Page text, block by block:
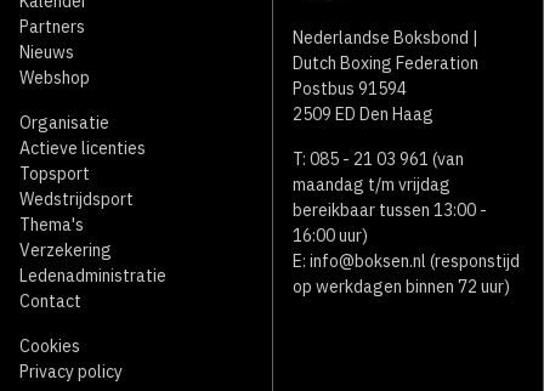
Partners
Nieuws
Webshop
Organisatie
Actieve licenties
Topsport
Wedstrijdsport
Thema's
Verzekering
Ledenadministratie
Contact
Cookies
Privacy policy
Nederlandse Boksbond |
Dutch Boxing Federation
Postbus 91594
2509 ED Den Haag
T: 085 - 21 03 961 (van
maandag t/m vrijdag
bereikbaar tussen 13:00 -
16:00 uur)
E: info@boksen.nl (responstijd
op werkdagen binnen 72 uur)